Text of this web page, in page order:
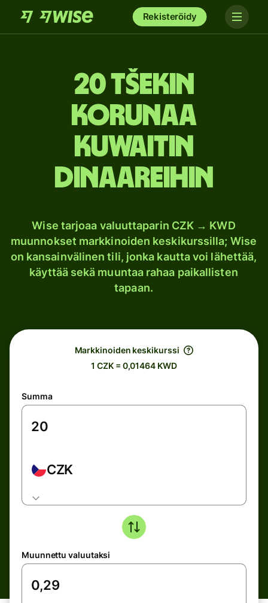
Rekisteröidy
20 Tšekin
korunaa
Kuwaitin
dinaareihin
Wise tarjoaa valuuttaparin CZK → KWD
muunnokset markkinoiden keskikurssilla; Wise
on kansainvälinen tili, jonka kautta voi lähettää,
käyttää sekä muuntaa rahaa paikallisten
tapaan.
Markkinoiden keskikurssi
1 CZK = 0,01464 KWD
Summa
CZK
Muunnettu valuutaksi